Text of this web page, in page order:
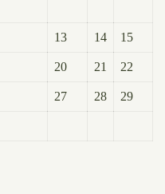
13 14 15
20 21 22
27 28 29